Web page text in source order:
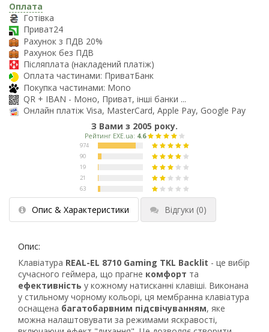
Оплата
Готівка
Приват24
Рахунок з ПДВ 20%
Рахунок без ПДВ
Післяплата (накладений платіж)
Оплата частинами: ПриватБанк
Покупка частинами: Mono
QR + IBAN - Моно, Приват, інші банки ...
Онлайн платіж Visa, MasterCard, Apple Pay, Google Pay
З Вами з 2005 року.
Опис & Характеристики Відгуки (0)
Опис:
Клавіатура REAL-EL 8710 Gaming TKL Backlit - це вибір
сучасного геймера, що прагне комфорт та
ефективність у кожному натисканні клавіші. Виконана
у стильному чорному кольорі, ця мембранна клавіатура
оснащена багатобарвним підсвічуванням, яке
можна налаштовувати за режимами яскравості,